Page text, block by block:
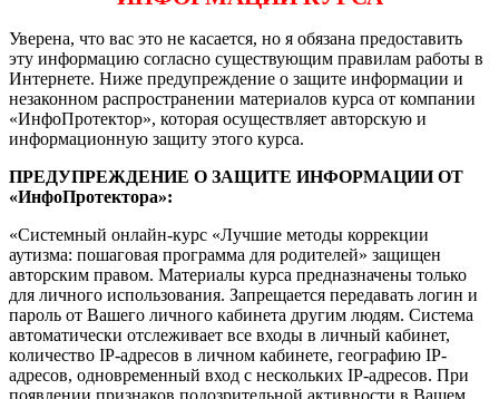
Уверена, что вас это не касается, но я обязана предоставить
эту информацию согласно существующим правилам работы в
Интернете. Ниже предупреждение о защите информации и
незаконном распространении материалов курса от компании
«ИнфоПротектор», которая осуществляет авторскую и
информационную защиту этого курса.
ПРЕДУПРЕЖДЕНИЕ О ЗАЩИТЕ ИНФОРМАЦИИ ОТ
«ИнфоПротектора»:
«Системный онлайн-курс «Лучшие методы коррекции
аутизма: пошаговая программа для родителей» защищен
авторским правом. Материалы курса предназначены только
для личного использования. Запрещается передавать логин и
пароль от Вашего личного кабинета другим людям. Система
автоматически отслеживает все входы в личный кабинет,
количество IP-адресов в личном кабинете, географию IP-
адресов, одновременный вход с нескольких IP-адресов. При
появлении признаков подозрительной активности в Вашем